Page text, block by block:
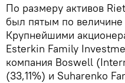
По размеру активов
был пятым по
Крупнейшими
Esterkin Family
компания Boswell
(33,11%) и Suharenko